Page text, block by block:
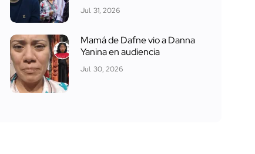
Jul. 31, 2026
Mamá de Dafne vio a Danna
Yanina en audiencia
Jul. 30, 2026